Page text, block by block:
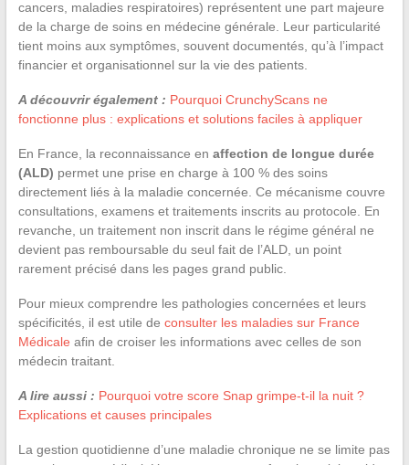
cancers, maladies respiratoires) représentent une part majeure
de la charge de soins en médecine générale. Leur particularité
tient moins aux symptômes, souvent documentés, qu’à l’impact
financier et organisationnel sur la vie des patients.
A découvrir également : Pourquoi CrunchyScans ne
fonctionne plus : explications et solutions faciles à appliquer
En France, la reconnaissance en affection de longue durée
(ALD) permet une prise en charge à 100 % des soins
directement liés à la maladie concernée. Ce mécanisme couvre
consultations, examens et traitements inscrits au protocole. En
revanche, un traitement non inscrit dans le régime général ne
devient pas remboursable du seul fait de l’ALD, un point
rarement précisé dans les pages grand public.
Pour mieux comprendre les pathologies concernées et leurs
spécificités, il est utile de consulter les maladies sur France
Médicale afin de croiser les informations avec celles de son
médecin traitant.
A lire aussi : Pourquoi votre score Snap grimpe-t-il la nuit ?
Explications et causes principales
La gestion quotidienne d’une maladie chronique ne se limite pas